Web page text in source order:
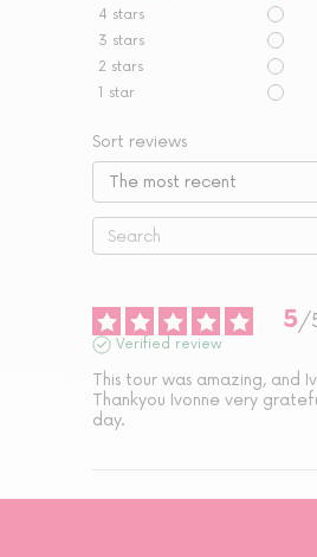
4 stars
3 stars
2 stars
1 star
Sort reviews
5/
Verified review
This tour was amazing, and
Thankyou Ivonne very
day.